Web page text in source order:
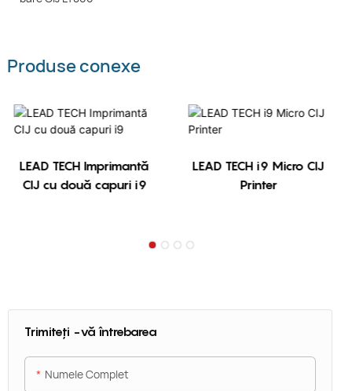
Produse conexe
LEAD TECH Imprimantă
CIJ cu două capuri i9
LEAD TECH i9 Micro CIJ
Printer
Trimiteți -vă întrebarea
Numele Complet